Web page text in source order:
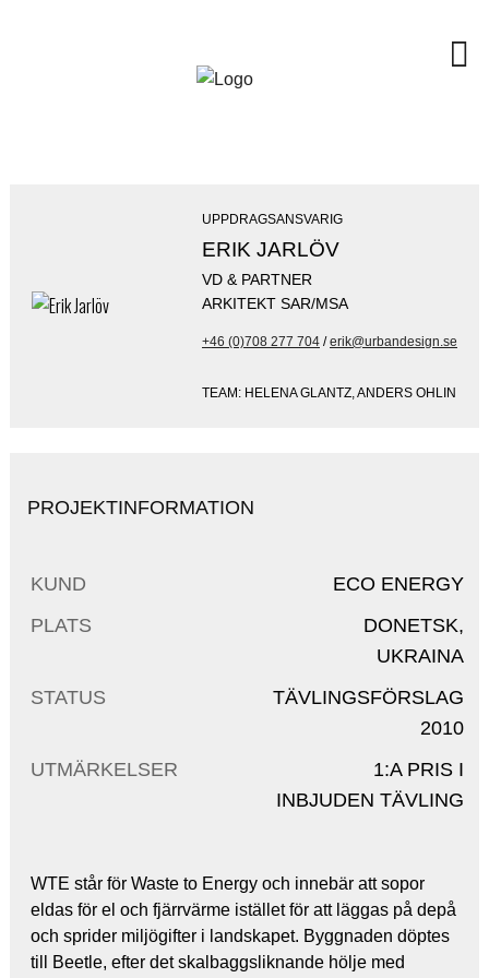
UPPDRAGSANSVARIG
ERIK JARLÖV
VD & PARTNER
ARKITEKT SAR/MSA
+46 (0)708 277 704 /erik@urbandesign.se
TEAM: HELENA GLANTZ, ANDERS OHLIN
PROJEKTINFORMATION
KUND
ECO ENERGY
PLATS
DONETSK,
UKRAINA
STATUS
TÄVLINGSFÖRSLAG
2010
UTMÄRKELSER
1:A PRIS I
INBJUDEN TÄVLING
WTE står för Waste to Energy och innebär att sopor
eldas för el och fjärrvärme istället för att läggas på depå
och sprider miljögifter i landskapet. Byggnaden döptes
till Beetle, efter det skalbaggsliknande hölje med